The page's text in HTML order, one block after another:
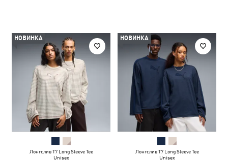
НОВИНКА
Лонгслив T7 Long Sleeve Tee
Unisex
НОВИНКА
Лонгслив T7 Long Sleeve Tee
Unisex